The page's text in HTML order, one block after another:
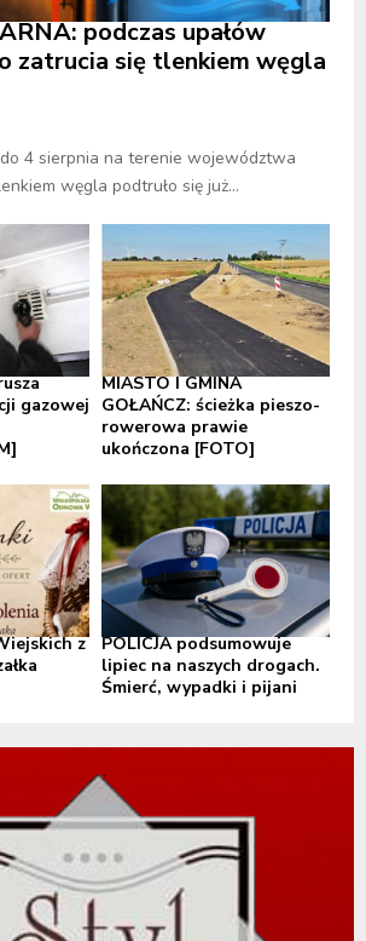
podczas upałów
zatrucia się tlenkiem węgla
4 sierpnia na terenie województwa
węgla podtruło się już...
gazowej
MIASTO I GMINA
GOŁAŃCZ: ścieżka pieszo-
rowerowa prawie
ukończona [FOTO]
z
POLICJA podsumowuje
lipiec na naszych drogach.
Śmierć, wypadki i pijani